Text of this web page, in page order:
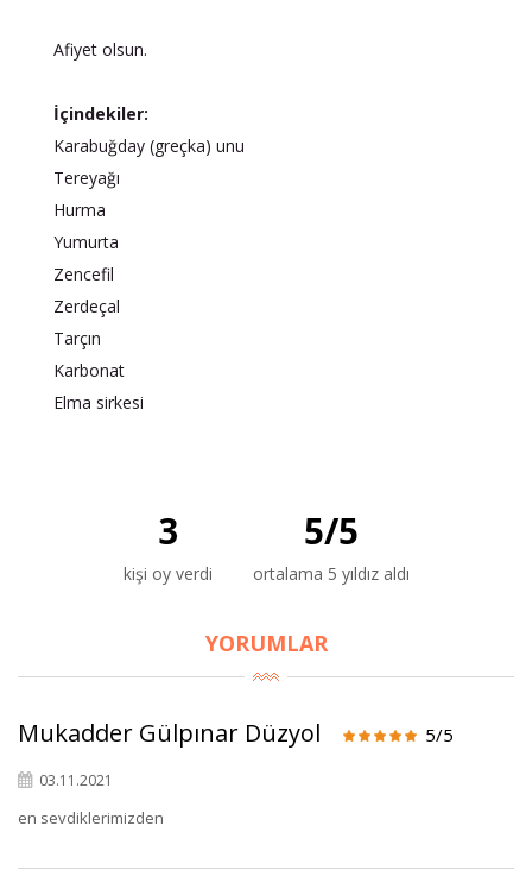
Afiyet olsun.
İçindekiler:
Karabuğday (greçka) unu
Tereyağı
Hurma
Yumurta
Zencefil
Zerdeçal
Tarçın
Karbonat
Elma sirkesi
3
kişi oy verdi
5/5
ortalama 5 yıldız aldı
YORUMLAR
Mukadder Gülpınar Düzyol 5/5
03.11.2021
en sevdiklerimizden